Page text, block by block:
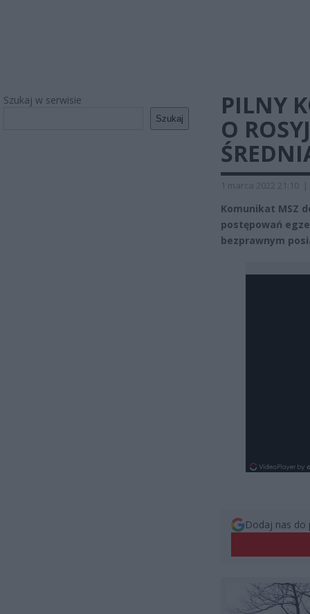
Szukaj w serwisie
Szukaj
PILNY
O
1 marca 2022 21:10 |
Komunikat MSZ
postępowań
bezprawnym
Dodaj nas do